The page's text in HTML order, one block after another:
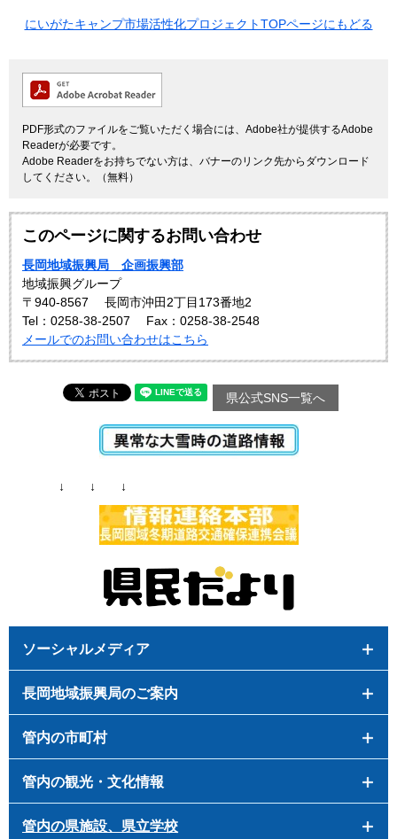
にいがたキャンプ市場活性化プロジェクトTOPページにもどる
PDF形式のファイルをご覧いただく場合には、Adobe社が提供するAdobe
Readerが必要です。
Adobe Readerをお持ちでない方は、バナーのリンク先からダウンロード
してください。（無料）
このページに関するお問い合わせ
長岡地域振興局 企画振興部
地域振興グループ
〒940-8567
長岡市沖田2丁目173番地2
Tel：0258-38-2507
Fax：0258-38-2548
メールでのお問い合わせはこちら
県公式SNS一覧へ
↓ ↓ ↓
ソーシャルメディア
長岡地域振興局のご案内
管内の市町村
管内の観光・文化情報
管内の県施設、県立学校